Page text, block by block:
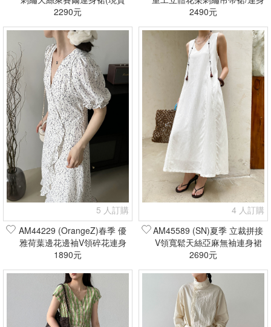
+預購)
2290元
裙(現貨+預購)
2490元
5 人訂購
AM44229 (OrangeZ)春季 優
雅荷葉邊花邊袖V領碎花連身
裙(現貨+預購)
1890元
4 人訂購
AM45589 (SN)夏季 立裁拼接
V領寬鬆天絲亞麻無袖連身裙
(現貨+預購)
2690元